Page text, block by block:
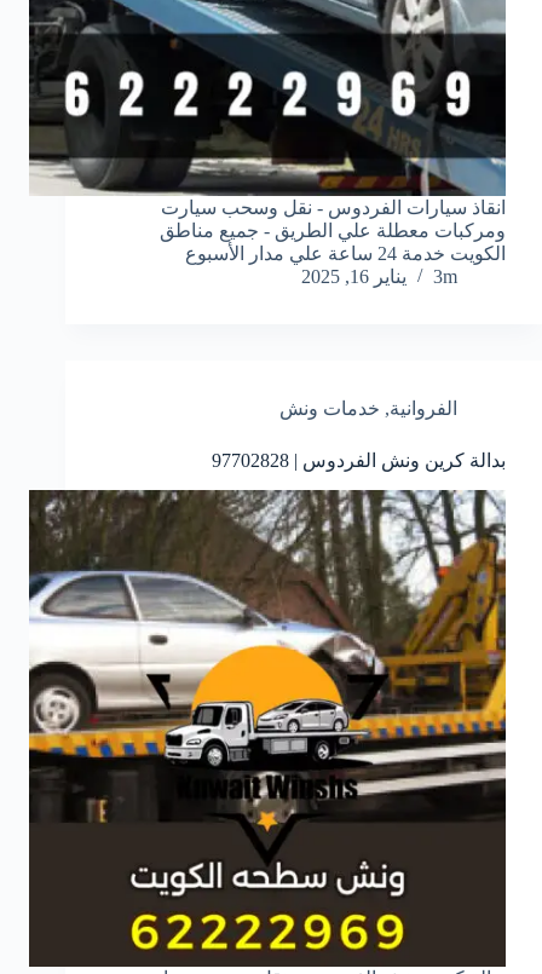
انقاذ سيارات الفردوس - نقل وسحب سيارت
ومركبات معطلة علي الطريق - جميع مناطق
الكويت خدمة 24 ساعة علي مدار الأسبوع
3m
يناير 16, 2025
الفروانية, خدمات ونش
بدالة كرين ونش الفردوس | 97702828